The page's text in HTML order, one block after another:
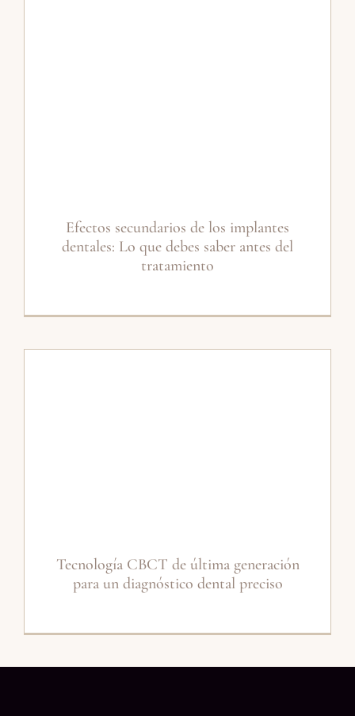
Efectos secundarios de los implantes
dentales: Lo que debes saber antes del
tratamiento
Tecnología CBCT de última generación
para un diagnóstico dental preciso